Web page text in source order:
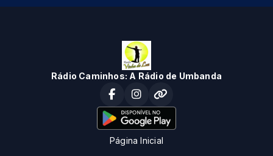
Rádio Caminhos: A Rádio de Umbanda
Página Inicial